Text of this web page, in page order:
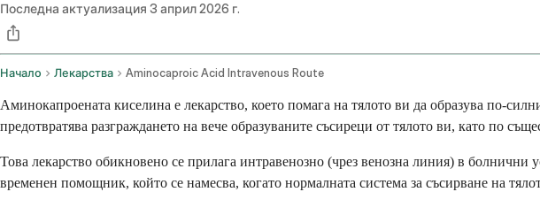
Последна актуализация 3 април 2026 г.
Начало Лекарства Aminocaproic Acid Intravenous Route
Аминокапроената киселина е лекарство, което помага на тялото ви да образува по-
предотвратява разграждането на вече образуваните съсиреци от тялото ви, като по
Това лекарство обикновено се прилага интравенозно (чрез венозна линия) в
временен помощник, който се намесва, когато нормалната система за съсирване на